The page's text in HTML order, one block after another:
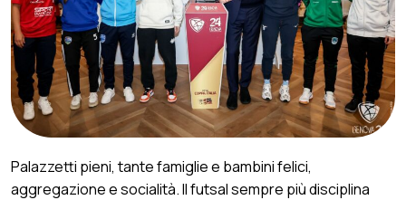
Palazzetti pieni, tante famiglie e bambini felici,
aggregazione e socialità. Il futsal sempre più disciplina